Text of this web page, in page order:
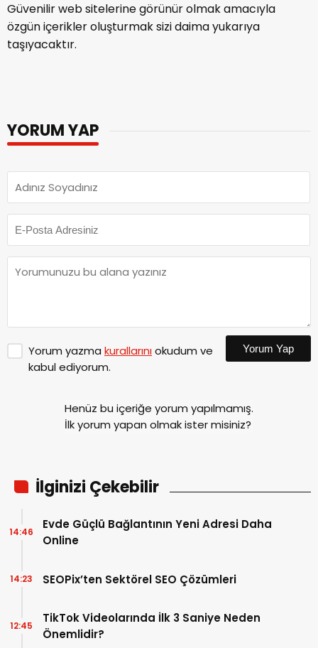
Güvenilir web sitelerine görünür olmak amacıyla
özgün içerikler oluşturmak sizi daima yukarıya
taşıyacaktır.
YORUM YAP
Yorum yazma kurallarınıokudum ve
kabul ediyorum.
Yorum Yap
Henüz bu içeriğe yorum yapılmamış.
İlk yorum yapan olmak ister misiniz?
İlginizi Çekebilir
Evde Güçlü Bağlantının Yeni Adresi Daha
Online
14:46
SEOPix’ten Sektörel SEO Çözümleri
14:23
TikTok Videolarında İlk 3 Saniye Neden
Önemlidir?
12:45